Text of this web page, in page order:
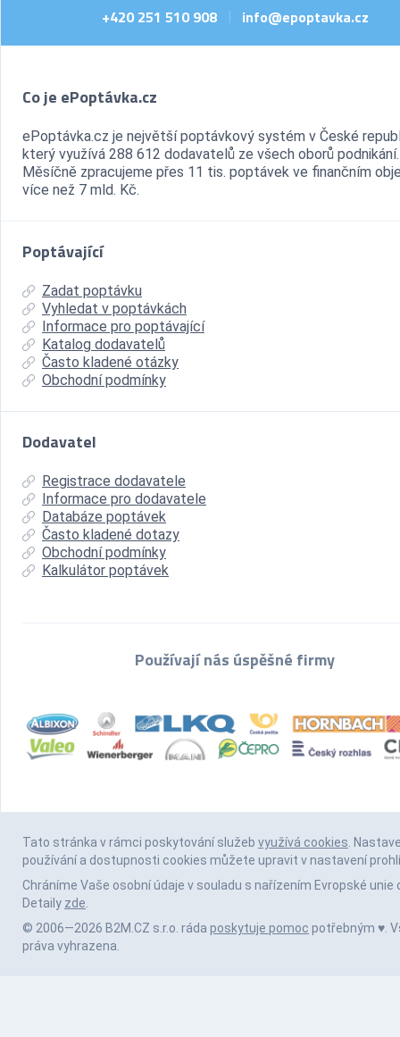
+420 251 510 908 | info@epoptavka.cz
Co je ePoptávka.cz
ePoptávka.cz je největší poptávkový systém v České
který využívá 288 612 dodavatelů ze všech oborů podnikání.
Měsíčně zpracujeme přes 11 tis. poptávek ve finančním
více než 7 mld. Kč.
Poptávající
Zadat poptávku
Vyhledat v poptávkách
Informace pro poptávající
Katalog dodavatelů
Často kladené otázky
Obchodní podmínky
Dodavatel
Registrace dodavatele
Informace pro dodavatele
Databáze poptávek
Často kladené dotazy
Obchodní podmínky
Kalkulátor poptávek
Používají nás úspěšné firmy
Tato stránka v rámci poskytování služeb využívá cookies.
používání a dostupnosti cookies můžete upravit v nastavení
Chráníme Vaše osobní údaje v souladu s nařízením Evropské unie
Detaily zde.
© 2006—2026 B2M.CZ s.r.o. ráda poskytuje pomoc potřebným ♥️.
práva vyhrazena.